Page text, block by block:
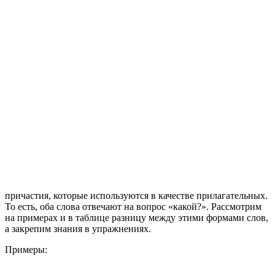
причастия, которые используются в качестве прилагательных.
То есть, оба слова отвечают на вопрос «какой?». Рассмотрим
на примерах и в таблице разницу между этими формами слов,
а закрепим знания в упражнениях.
Примеры: